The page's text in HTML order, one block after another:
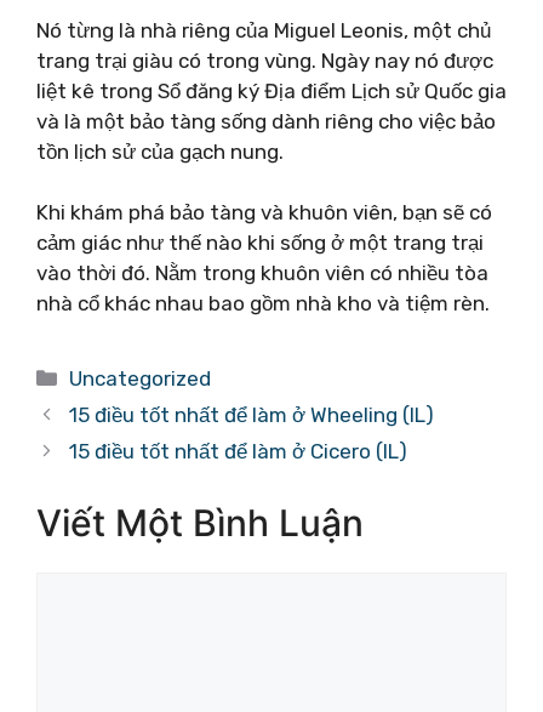
Nó từng là nhà riêng của Miguel Leonis, một chủ
trang trại giàu có trong vùng. Ngày nay nó được
liệt kê trong Sổ đăng ký Địa điểm Lịch sử Quốc gia
và là một bảo tàng sống dành riêng cho việc bảo
tồn lịch sử của gạch nung.
Khi khám phá bảo tàng và khuôn viên, bạn sẽ có
cảm giác như thế nào khi sống ở một trang trại
vào thời đó. Nằm trong khuôn viên có nhiều tòa
nhà cổ khác nhau bao gồm nhà kho và tiệm rèn.
Danh
mục
Uncategorized
15 điều tốt nhất để làm ở Wheeling (IL)
15 điều tốt nhất để làm ở Cicero (IL)
Viết Một Bình Luận